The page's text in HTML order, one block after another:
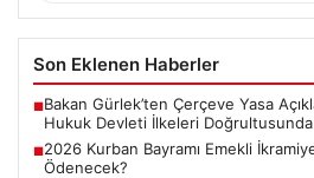
Son Eklenen Haberler
■Bakan Gürlek’ten Çerçeve Yasa
Hukuk Devleti İlkeleri
■2026 Kurban Bayramı Emekli
Ödenecek?